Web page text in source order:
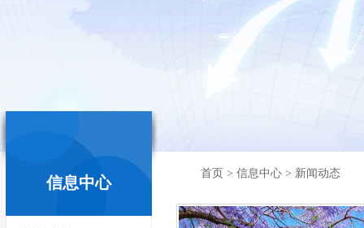
信息中心
首页 > 信息中心 > 新闻动态